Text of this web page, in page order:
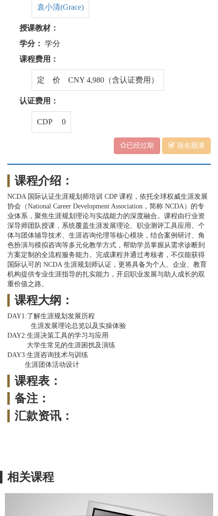
袁小清(Grace)
授课教材：
学分： 学分
课程费用：
定 价 CNY 4,980（含认证费用）
认证费用：
CDP 0
已经过期 报名额满
课程介绍：
NCDA 国际认证生涯规划师培训 CDP 课程，依托全球权威生涯发展
协会（National Career Development Association，简称 NCDA）的专
业体系，聚焦生涯规划理论与实战能力的深度融合。课程由行业资
深导师团队授课，系统覆盖生涯发展理论、职业测评工具应用、个
体与团体辅导技术、生涯咨询伦理等核心模块，结合案例研讨、角
色扮演与模拟咨询等多元化教学方式，帮助学员掌握从需求诊断到
方案定制的全流程服务能力。完成课程并通过考核者，不仅能获得
国际认可的 NCDA 生涯规划师认证，更将具备为个人、企业、教育
机构提供专业生涯指导的扎实能力，开启职业发展与助人成长的双
重价值之路。
课程大纲：
DAY1:了解生涯规划发展历程
生涯发展理论总览以及实操体验
DAY2:生涯决策工具的学习与应用
大学生常见的生涯困扰及演练
DAY3:生涯咨询技术与训练
生涯团体活动设计
课程表：
备注：
汇款资讯：
相关课程